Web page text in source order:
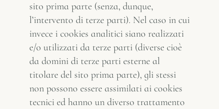
sito prima parte (senza, dunque,
l’intervento di terze parti). Nel caso in cui
invece i cookies analitici siano realizzati
e/o utilizzati da terze parti (diverse cioè
da domini di terze parti esterne al
titolare del sito prima parte), gli stessi
non possono essere assimilati ai cookies
tecnici ed hanno un diverso trattamento